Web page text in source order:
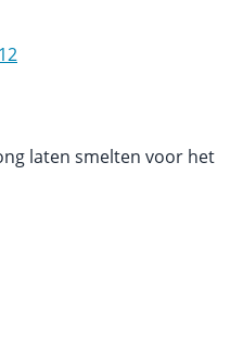
laten smelten voor het